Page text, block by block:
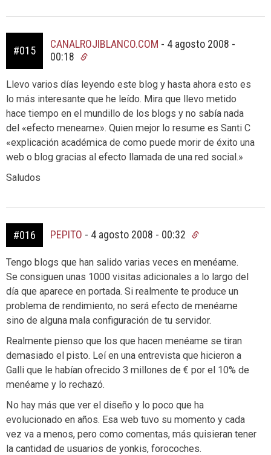
#015
CANALROJIBLANCO.COM - 4 agosto 2008 -
00:18
Llevo varios días leyendo este blog y hasta ahora esto es
lo más interesante que he leído. Mira que llevo metido
hace tiempo en el mundillo de los blogs y no sabía nada
del «efecto meneame». Quien mejor lo resume es Santi C
«explicación académica de como puede morir de éxito una
web o blog gracias al efecto llamada de una red social.»
Saludos
#016 PEPITO - 4 agosto 2008 - 00:32
Tengo blogs que han salido varias veces en menéame.
Se consiguen unas 1000 visitas adicionales a lo largo del
día que aparece en portada. Si realmente te produce un
problema de rendimiento, no será efecto de menéame
sino de alguna mala configuración de tu servidor.
Realmente pienso que los que hacen menéame se tiran
demasiado el pisto. Leí en una entrevista que hicieron a
Galli que le habían ofrecido 3 millones de € por el 10% de
menéame y lo rechazó.
No hay más que ver el diseño y lo poco que ha
evolucionado en años. Esa web tuvo su momento y cada
vez va a menos, pero como comentas, más quisieran tener
la cantidad de usuarios de yonkis, forocoches.